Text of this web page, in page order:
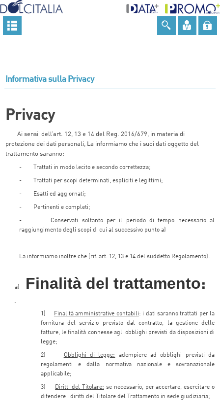
Informativa sulla Privacy
Privacy
Ai sensi dell’art. 12, 13 e 14 del Reg. 2016/679, in materia di
protezione dei dati personali, La informiamo che i suoi dati oggetto del
trattamento saranno:
- Trattati in modo lecito e secondo correttezza;
- Trattati per scopi determinati, espliciti e legittimi;
- Esatti ed aggiornati;
- Pertinenti e completi;
- Conservati soltanto per il periodo di tempo necessario al
raggiungimento degli scopi di cui al successivo punto a)
La informiamo inoltre che (rif. art. 12, 13 e 14 del suddetto Regolamento):
a) Finalità del trattamento:
1) Finalità amministrative contabili: i dati saranno trattati per la
fornitura del servizio previsto dal contratto, la gestione delle
fatture, le finalità connesse agli obblighi previsti da disposizioni di
legge;
2) Obblighi di legge:
adempiere ad obblighi previsti da
regolamenti e dalla normativa nazionale e sovranazionale
applicabile;
3) Diritti del Titolare: se necessario, per accertare, esercitare o
difendere i diritti del Titolare del Trattamento in sede giudiziaria;